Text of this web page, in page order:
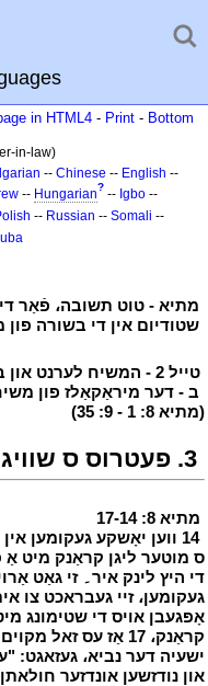
in HTML4 - Print - Bottom
in-law)
-- Chinese -- English --
-- Hungarian? -- Igbo --
-- Russian -- Somali --
מתיא - טוט תשובה، פֿאַר
שטודיום אין די בשורה
טייל 2 - המשיח לערנט און באדינער (מתיא 5: 1 - 18: 35)
ב - דער מיראַקאַלז פון
(מתיא 8: 1 - 9: 35)
3. פעטרוס ס שוויגער כילד (מתיא 8: 17-14)
מתיא 8: 17-14
י
14 ווען יאָשקע געקומען
געקומען، זיי געבראכט צו
אָפּגעבן אויס די שטימונג
קראַנק، 17 אַז עס
ישעיה דער נביא، געזאגט:
און נודזשען אונדזער